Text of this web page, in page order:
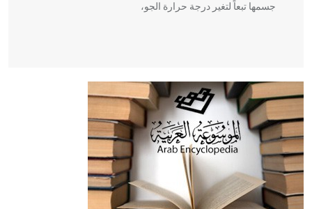
جسمها تبعاً لتغير درجة حرارة الجو،
- هل تعلم أن أبقراط كتب في الطب أربعة مؤلفات هي:
الحكم، الأدلة، تنظيم التغذية، ورسالته في جروح الرأس. ويعود
له الفضل بأنه حرر الطب من الدين والفلسفة.
- هل تعلم أن المرجان إفراز حيواني يتكون في البحر ويتركب
من مادة كربونات الكلسيوم، وهو أحمر أو شديد الحمرة وهو